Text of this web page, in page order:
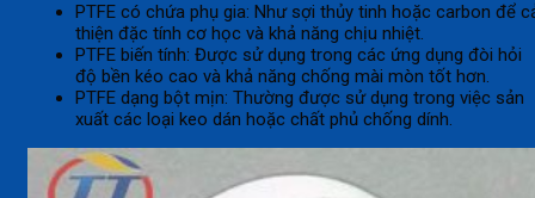
PTFE có chứa phụ gia: Như sợi thủy tinh hoặc carbon để
thiện đặc tính cơ học và khả năng chịu nhiệt.
PTFE biến tính: Được sử dụng trong các ứng dụng đòi hỏi
độ bền kéo cao và khả năng chống mài mòn tốt hơn.
PTFE dạng bột mịn: Thường được sử dụng trong việc sản
xuất các loại keo dán hoặc chất phủ chống dính.